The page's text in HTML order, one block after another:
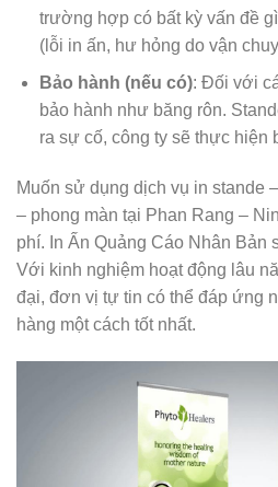
trường hợp có bất kỳ vấn đề
(lỗi in ấn, hư hỏng do vận
Bảo hành (nếu có): Đối với
bảo hành như băng rôn.
ra sự cố, công ty sẽ thực hiện
Muốn sử dụng dịch vụ in stande
– phong màn tại Phan Rang –
phí. In Ấn Quảng Cáo Nhân Bản
Với kinh nghiệm hoạt động lâu
đại, đơn vị tự tin có thể đáp ứng
hàng một cách tốt nhất.